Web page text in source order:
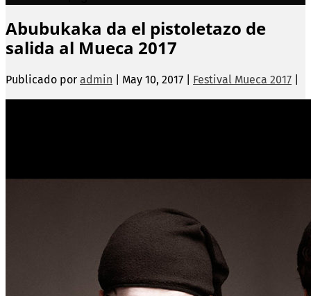
Abubukaka da el pistoletazo de
salida al Mueca 2017
Publicado por admin May 10, 2017 Festival Mueca 2017